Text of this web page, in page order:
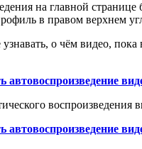
на главной
в правом верхнем
о чём видео,
автовоспроизведение
воспроизведения
автовоспроизведение